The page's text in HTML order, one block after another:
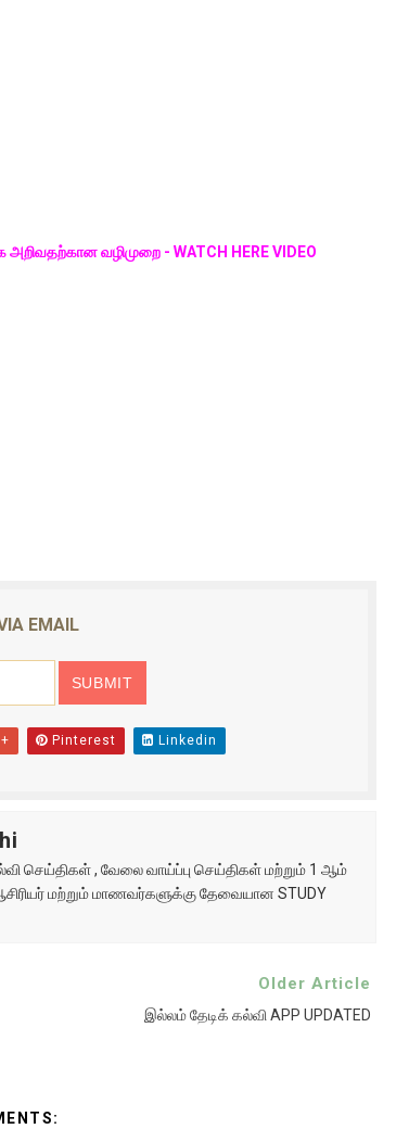
அறிவதற்கான வழிமுறை - WATCH HERE VIDEO
EMAIL
Pinterest Linkedin
செய்திகள் , வேலை வாய்ப்பு செய்திகள் மற்றும் 1 ஆம்
மற்றும் மாணவர்களுக்கு தேவையான STUDY
Older Article
இல்லம் தேடிக் கல்வி APP UPDATED